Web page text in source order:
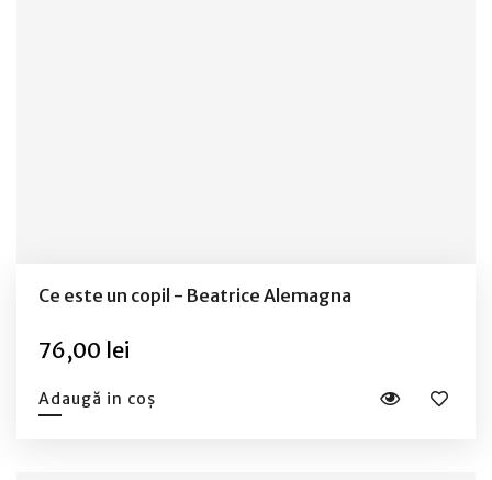
Ce este un copil - Beatrice Alemagna
76,00 lei
Adaugă in coș